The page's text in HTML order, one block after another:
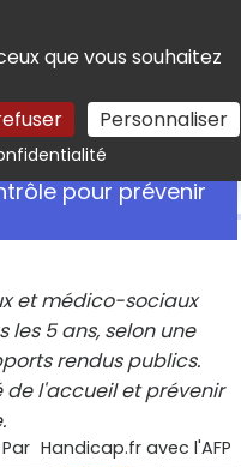
que vous souhaitez
Personnaliser
Rechercher
pour prévenir
et médico-sociaux
les 5 ans, selon une
rendus publics.
de l'accueil et prévenir
Par Handicap.fr avec l'AFP